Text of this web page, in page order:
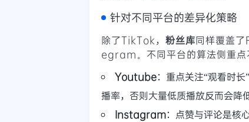
针对不同平台的差异化策略
除了TikTok， 粉丝库同样覆盖
egram。不同平台的算法侧重点
Youtube：重点关注“观看时
播率，否则大量低质播放反而会降
Instagram：点赞与评论是核